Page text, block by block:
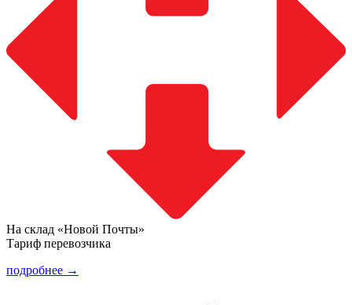
На склад «Новой Почты»
Тариф перевозчика
подробнее →